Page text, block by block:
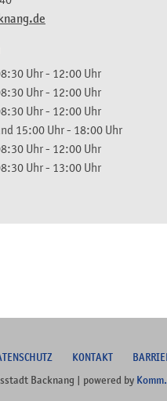
Uhr- 12:00 Uhr
Uhr- 12:00 Uhr
Uhr- 12:00 Uhr
15:00 Uhr- 18:00 Uhr
Uhr- 12:00 Uhr
Uhr- 13:00 Uhr
KONTAKT B
Backnang | powered by